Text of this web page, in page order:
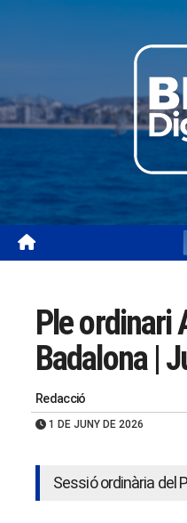
Ple ordinari
Badalona |
Redacció
1 DE JUNY DE 2026
Sessió ordinària del